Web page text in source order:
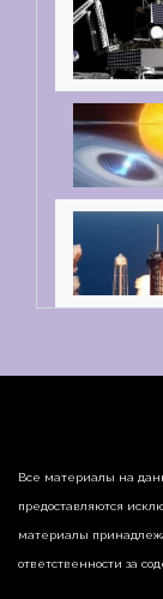
Все материалы на
предоставляются
материалы
ответственности за